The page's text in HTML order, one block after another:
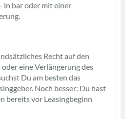
in bar oder mit einer
Recht auf den
eine Verlängerung des
Du am besten das
Noch besser: Du hast
bereits vor Leasingbeginn